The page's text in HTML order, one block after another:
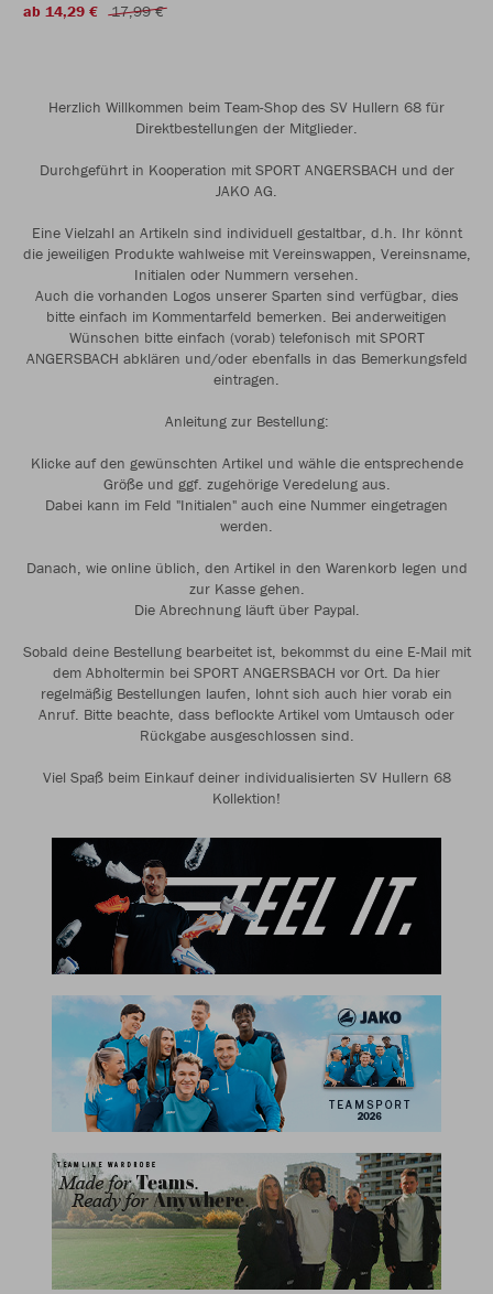
ab 14,29 €
17,99 €
Herzlich Willkommen beim Team-Shop des SV Hullern 68 für
Direktbestellungen der Mitglieder.
Durchgeführt in Kooperation mit SPORT ANGERSBACH und der
JAKO AG.
Eine Vielzahl an Artikeln sind individuell gestaltbar, d.h. Ihr könnt
die jeweiligen Produkte wahlweise mit Vereinswappen, Vereinsname,
Initialen oder Nummern versehen.
Auch die vorhanden Logos unserer Sparten sind verfügbar, dies
bitte einfach im Kommentarfeld bemerken. Bei anderweitigen
Wünschen bitte einfach (vorab) telefonisch mit SPORT
ANGERSBACH abklären und/oder ebenfalls in das Bemerkungsfeld
eintragen.
Anleitung zur Bestellung:
Klicke auf den gewünschten Artikel und wähle die entsprechende
Größe und ggf. zugehörige Veredelung aus.
Dabei kann im Feld "Initialen" auch eine Nummer eingetragen
werden.
Danach, wie online üblich, den Artikel in den Warenkorb legen und
zur Kasse gehen.
Die Abrechnung läuft über Paypal.
Sobald deine Bestellung bearbeitet ist, bekommst du eine E-Mail mit
dem Abholtermin bei SPORT ANGERSBACH vor Ort. Da hier
regelmäßig Bestellungen laufen, lohnt sich auch hier vorab ein
Anruf. Bitte beachte, dass beflockte Artikel vom Umtausch oder
Rückgabe ausgeschlossen sind.
Viel Spaß beim Einkauf deiner individualisierten SV Hullern 68
Kollektion!